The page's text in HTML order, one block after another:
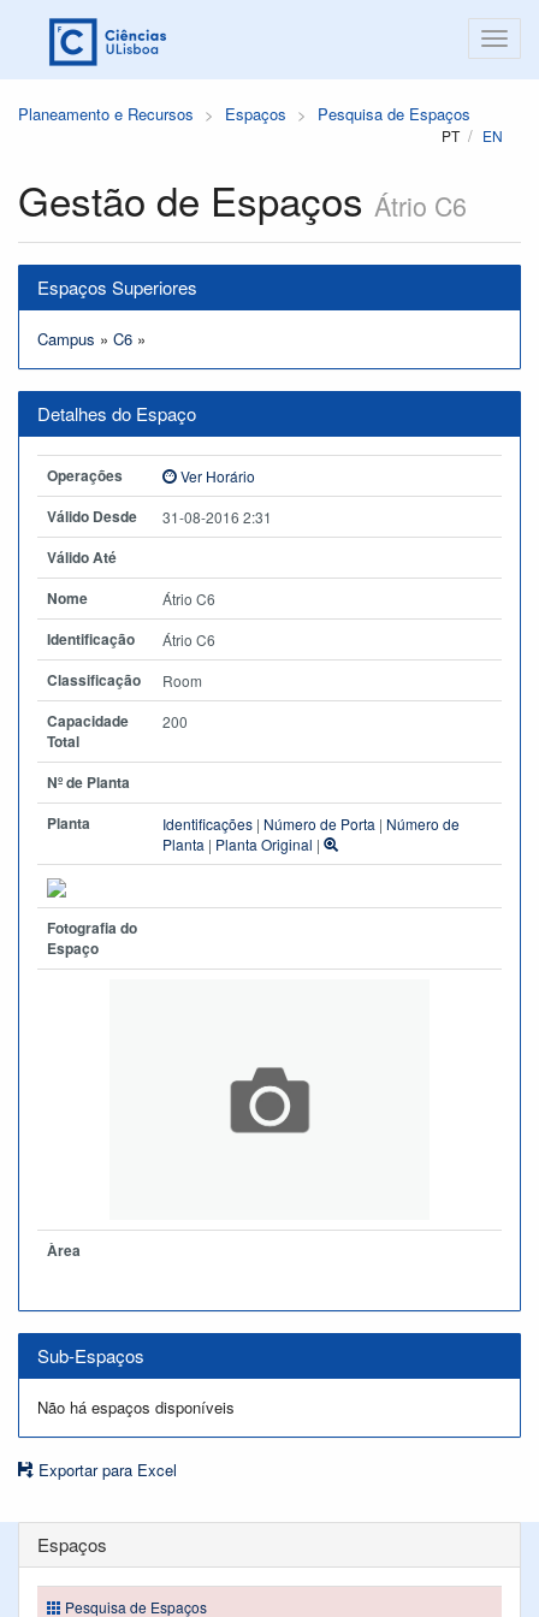
Planeamento e Recursos Espaços Pesquisa de Espaços
PT EN
Gestão de Espaços Átrio C6
Espaços Superiores
Campus » C6 »
Detalhes do Espaço
Operações Ver Horário
Válido Desde 31-08-2016 2:31
Válido Até
Nome
Átrio C6
Identificação Átrio C6
Classificação Room
Capacidade
Total
200
Nº de Planta
Planta
Identificações | Número de Porta | Número de
Planta | Planta Original |
Fotografia do
Espaço
Àrea
Sub-Espaços
Não há espaços disponíveis
Exportar para Excel
Espaços
Pesquisa de Espaços